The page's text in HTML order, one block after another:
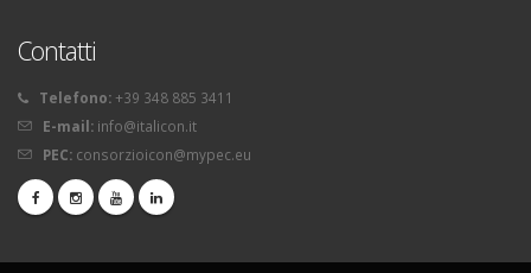
Contatti
Telefono: +39 348 885 3411
E-mail: info@italicon.it
PEC: consorzioicon@mypec.eu